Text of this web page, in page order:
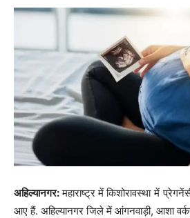
अहिल्यानगर:महाराष्ट्र में किशोरावस्था में
आए हैं. अहिल्यानगर जिले में आंगनवाड़ी, आशा